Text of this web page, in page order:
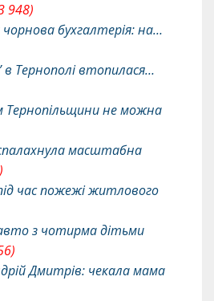
948)
бухгалтерія: на…
в Тернополі втопилася…
Тернопільщини не можна
масштабна
час пожежі житлового
з чотирма дітьми
Дмитрів: чекала мама